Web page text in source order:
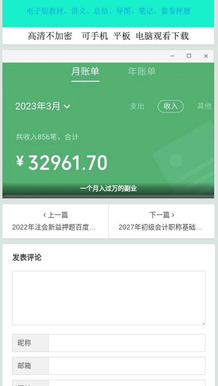
一个月入过万的副业
上一篇
2022年注会新益押题百度网盘下载
下一篇
2027年初级会计职称基础班网课讲义网盘提取码下载【资源汇总】
发表评论
昵称
邮箱